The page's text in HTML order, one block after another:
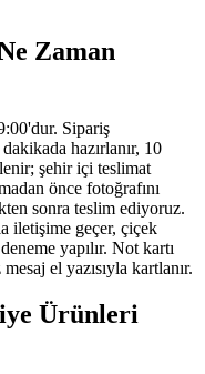
Zaman
Sipariş
hazırlanır, 10
şehir içi teslimat
önce fotoğrafını
sonra teslim ediyoruz.
iletişime geçer, çiçek
yapılır. Not kartı
el yazısıyla kartlanır.
Ürünleri